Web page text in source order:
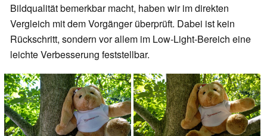
Bildqualität bemerkbar macht, haben wir im direkten
Vergleich mit dem Vorgänger überprüft. Dabei ist kein
Rückschritt, sondern vor allem im Low-Light-Bereich eine
leichte Verbesserung feststellbar.